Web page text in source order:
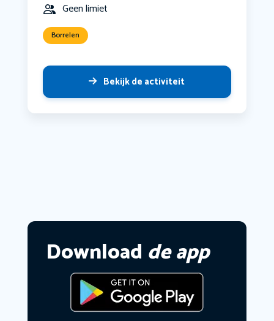
Geen limiet
Borrelen
Bekijk de activiteit
Download de app